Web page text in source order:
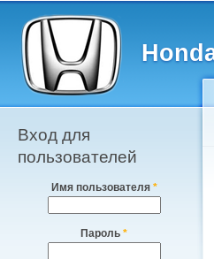
Главное меню
Вход для
пользователей
Имя пользователя *
Пароль *